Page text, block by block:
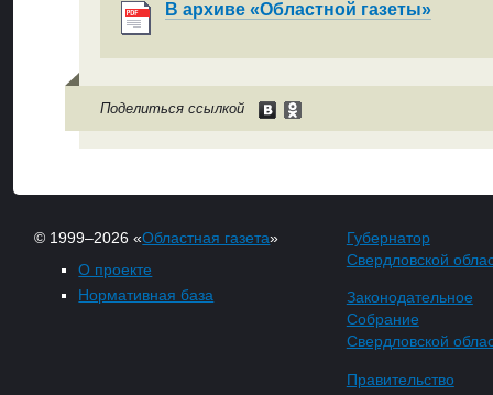
В архиве «Областной газеты»
Поделиться ссылкой
© 1999–2026 «Областная газета»
О проекте
Нормативная база
Губернатор
Свердловской
Законодательное
Собрание
Свердловской
Правительство